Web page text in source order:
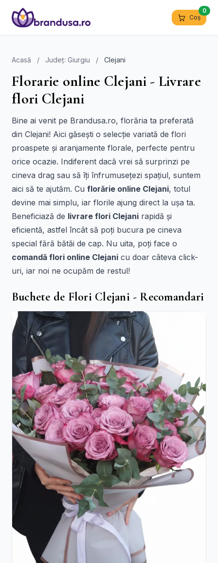
Coș
0
Acasă / Județ: Giurgiu / Clejani
Florarie online Clejani - Livrare
flori Clejani
Bine ai venit pe Brandusa.ro, florăria ta preferată
din Clejani! Aici găsești o selecție variată de flori
proaspete și aranjamente florale, perfecte pentru
orice ocazie. Indiferent dacă vrei să surprinzi pe
cineva drag sau să îți înfrumusețezi spațiul, suntem
aici să te ajutăm. Cu florărie online Clejani, totul
devine mai simplu, iar florile ajung direct la ușa ta.
Beneficiază de livrare flori Clejani rapidă și
eficientă, astfel încât să poți bucura pe cineva
special fără bătăi de cap. Nu uita, poți face o
comandă flori online Clejani cu doar câteva click-
uri, iar noi ne ocupăm de restul!
Buchete de Flori Clejani - Recomandari